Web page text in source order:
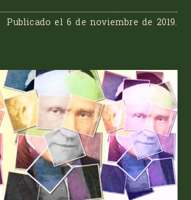
Publicado el 6 de noviembre de 2019